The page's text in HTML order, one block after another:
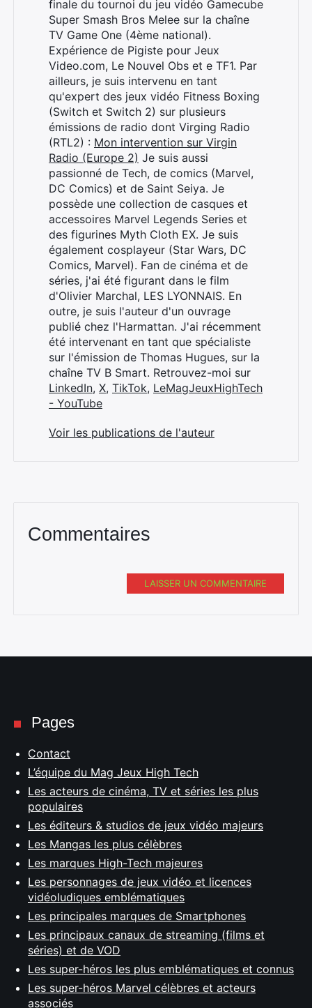
finale du tournoi du jeu vidéo Gamecube
Super Smash Bros Melee sur la chaîne
TV Game One (4ème national).
Expérience de Pigiste pour Jeux
Video.com, Le Nouvel Obs et e TF1. Par
ailleurs, je suis intervenu en tant
qu'expert des jeux vidéo Fitness Boxing
(Switch et Switch 2) sur plusieurs
émissions de radio dont Virging Radio
(RTL2) : Mon intervention sur Virgin
Radio (Europe 2) Je suis aussi
passionné de Tech, de comics (Marvel,
DC Comics) et de Saint Seiya. Je
possède une collection de casques et
accessoires Marvel Legends Series et
des figurines Myth Cloth EX. Je suis
également cosplayeur (Star Wars, DC
Comics, Marvel). Fan de cinéma et de
séries, j'ai été figurant dans le film
d'Olivier Marchal, LES LYONNAIS. En
outre, je suis l'auteur d'un ouvrage
publié chez l'Harmattan. J'ai récemment
été intervenant en tant que spécialiste
sur l'émission de Thomas Hugues, sur la
chaîne TV B Smart. Retrouvez-moi sur
LinkedIn, X, TikTok, LeMagJeuxHighTech
- YouTube
Voir les publications de l'auteur
Commentaires
LAISSER UN COMMENTAIRE
Pages
Contact
L’équipe du Mag Jeux High Tech
Les acteurs de cinéma, TV et séries les plus
populaires
Les éditeurs & studios de jeux vidéo majeurs
Les Mangas les plus célèbres
Les marques High-Tech majeures
Les personnages de jeux vidéo et licences
vidéoludiques emblématiques
Les principales marques de Smartphones
Les principaux canaux de streaming (films et
séries) et de VOD
Les super-héros les plus emblématiques et connus
Les super-héros Marvel célèbres et acteurs
associés
Rechercher
: